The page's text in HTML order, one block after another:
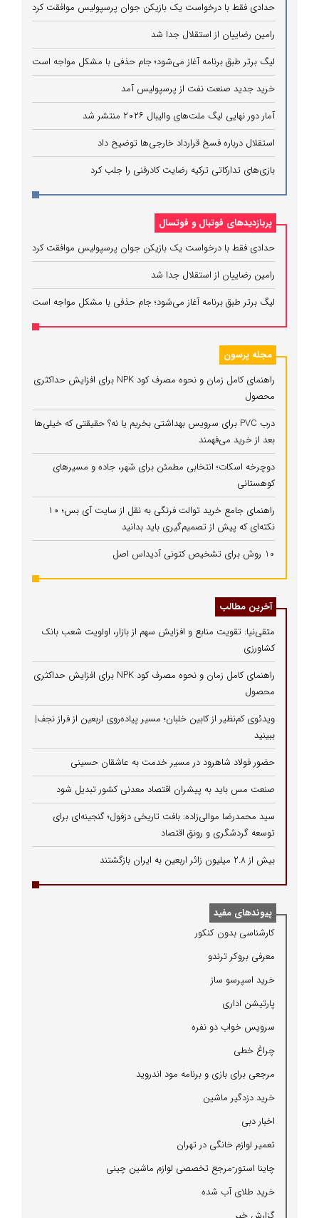
حدادی فقط با درخواست یک بازیکن جوان پرسپولیس موافقت کرد
رامین رضاییان از استقلال جدا شد
لیگ برتر طبق برنامه آغاز می‌شود؛ جام حذفی با مشکل مواجه است
خرید جدید صنعت نفت از پرسپولیس آمد
آمار دور نهایی لیگ ملت‌های والیبال ۲۰۲۶ منتشر شد
استقلال درباره فسخ قرارداد خارجی‌ها توضیح داد
بازی‌های تدارکاتی ترکیه رضایت کادرفنی را جلب کرد
پربازدیدهای فوتبال و فوتسال
حدادی فقط با درخواست یک بازیکن جوان پرسپولیس موافقت کرد
رامین رضاییان از استقلال جدا شد
لیگ برتر طبق برنامه آغاز می‌شود؛ جام حذفی با مشکل مواجه است
مجله پرسون
راهنمای کامل زمان و نحوه مصرف کود NPK برای افزایش حداکثری
محصول
درب PVC برای سرویس بهداشتی بخریم یا نه؟ حقیقتی که خیلی‌ها
بعد از خرید می‌فهمند
دوچرخه اسکات؛ انتخابی مطمئن برای شهر، جاده و مسیرهای
کوهستانی
راهنمای جامع خرید توالت فرنگی به نقل از سایت آی بس؛ ۱۰
نکته‌ای که پیش از تصمیم‌گیری باید بدانید
10 روش برای تشخیص کتونی آدیداس اصل
آخرین مطالب
متقی‌نیا: تقویت منابع و افزایش سهم از بازار، اولویت شعب بانک
کشاورزی
راهنمای کامل زمان و نحوه مصرف کود NPK برای افزایش حداکثری
محصول
ویدئوی کم‌نظیر از کابین خلبان؛ مسیر پیاده‌روی اربعین از فراز نجف|
ببینید
حضور فولاد شاهرود در مسیر خدمت به عاشقان حسینی
صنعت مس باید به پیشران اقتصاد معدنی کشور تبدیل شود
سید محمدرضا موالی‌زاده: بافت تاریخی دزفول؛ گنجینه‌ای برای
توسعه گردشگری و رونق اقتصاد
بیش از ۲.۸ میلیون زائر اربعین به ایران بازگشتند
پیوندهای مفید
كارشناسی بدون كنكور
معرفی بروكر ترندو
خرید اسپرسو ساز
پارتیشن اداری
سرویس خواب دو نفره
چراغ خطی
مرجعی برای بازی و برنامه مود اندروید
خرید دزدگیر ماشین
اخبار دبی
تعمیر لوازم خانگی در تهران
چاینا استور-مرجع تخصصی لوازم ماشین چینی
خرید طلای آب شده